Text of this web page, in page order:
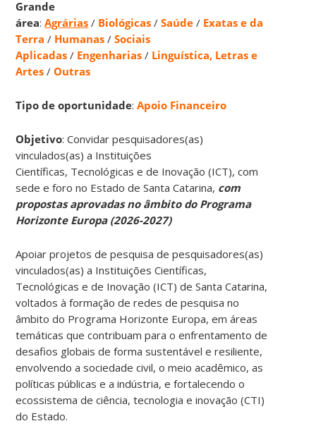
Grande
área:Agrárias / Biológicas /Saúde / Exatas e da
Terra / Humanas /Sociais
Aplicadas / Engenharias / Linguística, Letras e
Artes /Outras
Tipo de oportunidade:Apoio Financeiro
Objetivo: Convidar pesquisadores(as)
vinculados(as) a Instituições
Científicas, Tecnológicas e de Inovação (ICT), com
sede e foro no Estado de Santa Catarina, com
propostas aprovadas no âmbito do Programa
Horizonte Europa (2026-2027)
Apoiar projetos de pesquisa de pesquisadores(as)
vinculados(as) a Instituições Científicas,
Tecnológicas e de Inovação (ICT) de Santa Catarina,
voltados à formação de redes de pesquisa no
âmbito do Programa Horizonte Europa, em áreas
temáticas que contribuam para o enfrentamento de
desafios globais de forma sustentável e resiliente,
envolvendo a sociedade civil, o meio acadêmico, as
políticas públicas e a indústria, e fortalecendo o
ecossistema de ciência, tecnologia e inovação (CTI)
do Estado.